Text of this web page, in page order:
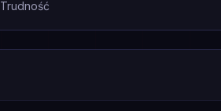
Trudność